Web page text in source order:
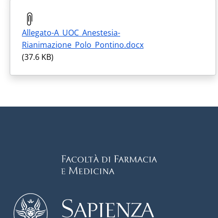
Allegato-A_UOC_Anestesia-
Rianimazione_Polo_Pontino.docx
(37.6 KB)